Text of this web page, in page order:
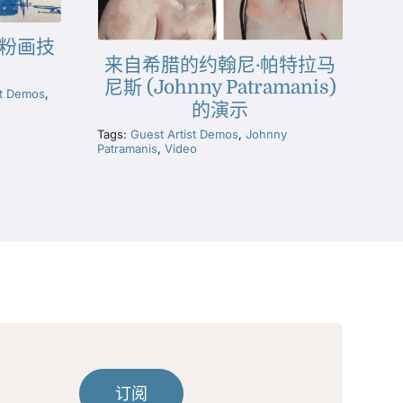
画技
Demos,
来自希腊的约翰尼·帕特拉马
尼斯 (Johnny Patramanis)
的演示
Tags:Guest Artist Demos,Johnny
Patramanis,Video
订阅